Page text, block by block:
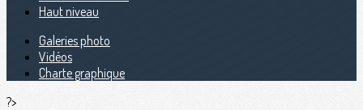
Haut niveau
Galeries photo
Vidéos
Charte graphique
?>